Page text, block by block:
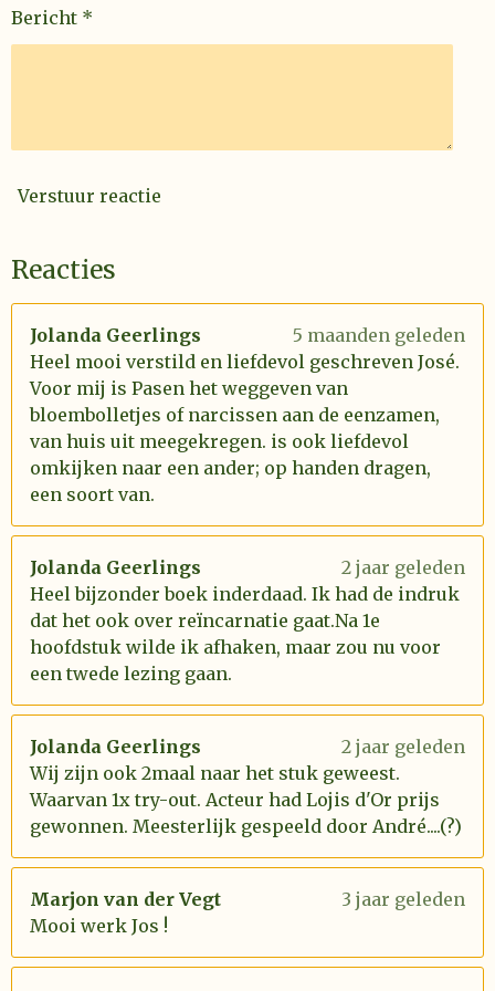
Bericht *
Verstuur reactie
Reacties
Jolanda Geerlings
5 maanden geleden
Heel mooi verstild en liefdevol geschreven José.
Voor mij is Pasen het weggeven van
bloembolletjes of narcissen aan de eenzamen,
van huis uit meegekregen. is ook liefdevol
omkijken naar een ander; op handen dragen,
een soort van.
Jolanda Geerlings
2 jaar geleden
Heel bijzonder boek inderdaad. Ik had de indruk
dat het ook over reïncarnatie gaat.Na 1e
hoofdstuk wilde ik afhaken, maar zou nu voor
een twede lezing gaan.
Jolanda Geerlings
2 jaar geleden
Wij zijn ook 2maal naar het stuk geweest.
Waarvan 1x try-out. Acteur had Lojis d'Or prijs
gewonnen. Meesterlijk gespeeld door André....(?)
Marjon van der Vegt
3 jaar geleden
Mooi werk Jos !